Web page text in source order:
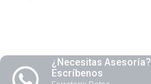
¿Necesitas Asesoría?
Escríbenos